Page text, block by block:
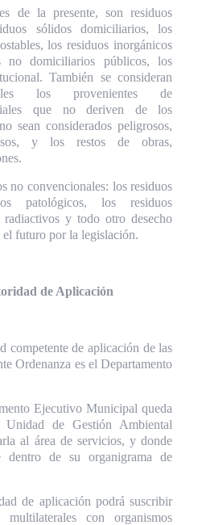
de la presente, son residuos
sólidos domiciliarios, los
los residuos inorgánicos
no domiciliarios públicos, los
También se consideran
los provenientes de
que no deriven de los
sean considerados peligrosos,
y los restos de obras,
no convencionales: los residuos
patológicos, los residuos
radiactivos y todo otro desecho
futuro por la legislación.
de Aplicación
competente de aplicación de las
Ordenanza es el Departamento
Ejecutivo Municipal queda
de Gestión Ambiental
al área de servicios, y donde
dentro de su organigrama de
de aplicación podrá suscribir
con organismos